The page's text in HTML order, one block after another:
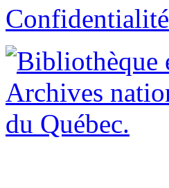
Confidentialité